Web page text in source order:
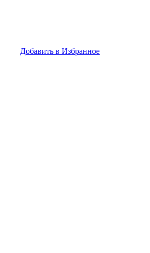
Добавить в Избранное